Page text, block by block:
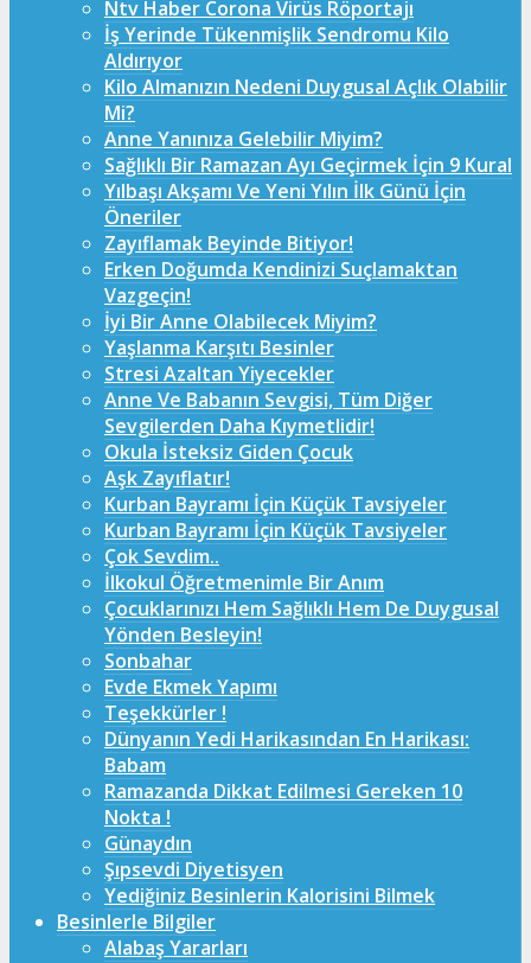
Ntv Haber Corona Virüs Röportajı
İş Yerinde Tükenmişlik Sendromu Kilo
Aldırıyor
Kilo Almanızın Nedeni Duygusal Açlık Olabilir
Mi?
Anne Yanınıza Gelebilir Miyim?
Sağlıklı Bir Ramazan Ayı Geçirmek İçin 9 Kural
Yılbaşı Akşamı Ve Yeni Yılın İlk Günü İçin
Öneriler
Zayıflamak Beyinde Bitiyor!
Erken Doğumda Kendinizi Suçlamaktan
Vazgeçin!
İyi Bir Anne Olabilecek Miyim?
Yaşlanma Karşıtı Besinler
Stresi Azaltan Yiyecekler
Anne Ve Babanın Sevgisi, Tüm Diğer
Sevgilerden Daha Kıymetlidir!
Okula İsteksiz Giden Çocuk
Aşk Zayıflatır!
Kurban Bayramı İçin Küçük Tavsiyeler
Kurban Bayramı İçin Küçük Tavsiyeler
Çok Sevdim..
İlkokul Öğretmenimle Bir Anım
Çocuklarınızı Hem Sağlıklı Hem De Duygusal
Yönden Besleyin!
Sonbahar
Evde Ekmek Yapımı
Teşekkürler !
Dünyanın Yedi Harikasından En Harikası:
Babam
Ramazanda Dikkat Edilmesi Gereken 10
Nokta !
Günaydın
Şıpsevdi Diyetisyen
Yediğiniz Besinlerin Kalorisini Bilmek
Besinlerle Bilgiler
Alabaş Yararları